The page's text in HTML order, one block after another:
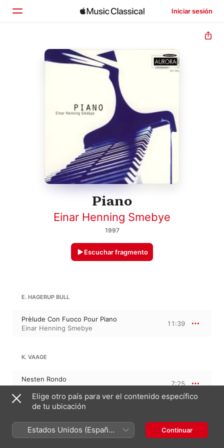
Iniciar sesión
Inicio
Piano
Einar Henning Smebye
1997
Escuchar fragmento
E. HAGERUP BULL
Prèlude Con Fuoco Pour Piano
Einar Henning Smebye
11:39
K. VAAGE
Nesten Rondo
Einar Henning Smebye
7:25
Homace To C.P.E Bach
Elige otro país para ver el contenido específico
de tu ubicación
Estados Unidos (Español
México)
Continuar